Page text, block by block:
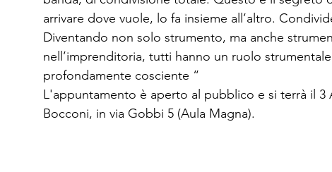
arrivare dove vuole, lo fa insieme all’altro.
Diventando non solo strumento, ma anche
nell’imprenditoria, tutti hanno un ruolo
profondamente cosciente “
L'appuntamento è aperto al pubblico e si terrà il 3
Bocconi, in via Gobbi 5 (Aula Magna).